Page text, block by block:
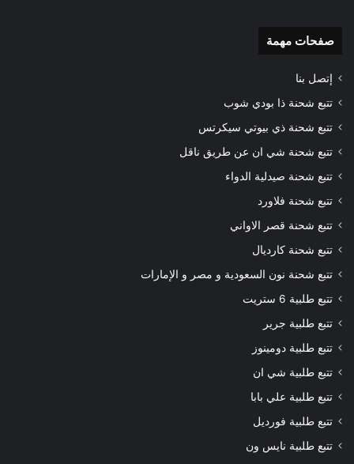
صفحات مهمة
إتصل بنا
تتبع شحنة ذا بودي شوب
تتبع شحنة ذي بيوتي سيكرتس
تتبع شحنة شي ان عن طريق ناقل
تتبع شحنة صيدلية الدواء
تتبع شحنة فلاورد
تتبع شحنة قصر الاواني
تتبع شحنة كارديال
تتبع شحنة نون السعودية و مصر و الإمارات
تتبع طلبية 6 ستريت
تتبع طلبية جرير
تتبع طلبية دومينوز
تتبع طلبية شي ان
تتبع طلبية علي بابا
تتبع طلبية فورديل
تتبع طلبية نايس ون